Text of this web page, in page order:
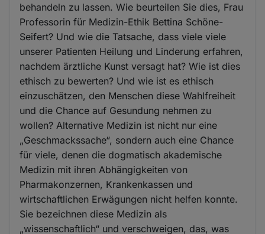
behandeln zu lassen. Wie beurteilen Sie dies, Frau
Professorin für Medizin-Ethik Bettina Schöne-
Seifert? Und wie die Tatsache, dass viele viele
unserer Patienten Heilung und Linderung erfahren,
nachdem ärztliche Kunst versagt hat? Wie ist dies
ethisch zu bewerten? Und wie ist es ethisch
einzuschätzen, den Menschen diese Wahlfreiheit
und die Chance auf Gesundung nehmen zu
wollen? Alternative Medizin ist nicht nur eine
„Geschmackssache“, sondern auch eine Chance
für viele, denen die dogmatisch akademische
Medizin mit ihren Abhängigkeiten von
Pharmakonzernen, Krankenkassen und
wirtschaftlichen Erwägungen nicht helfen konnte.
Sie bezeichnen diese Medizin als
„wissenschaftlich“ und verschweigen, das, was